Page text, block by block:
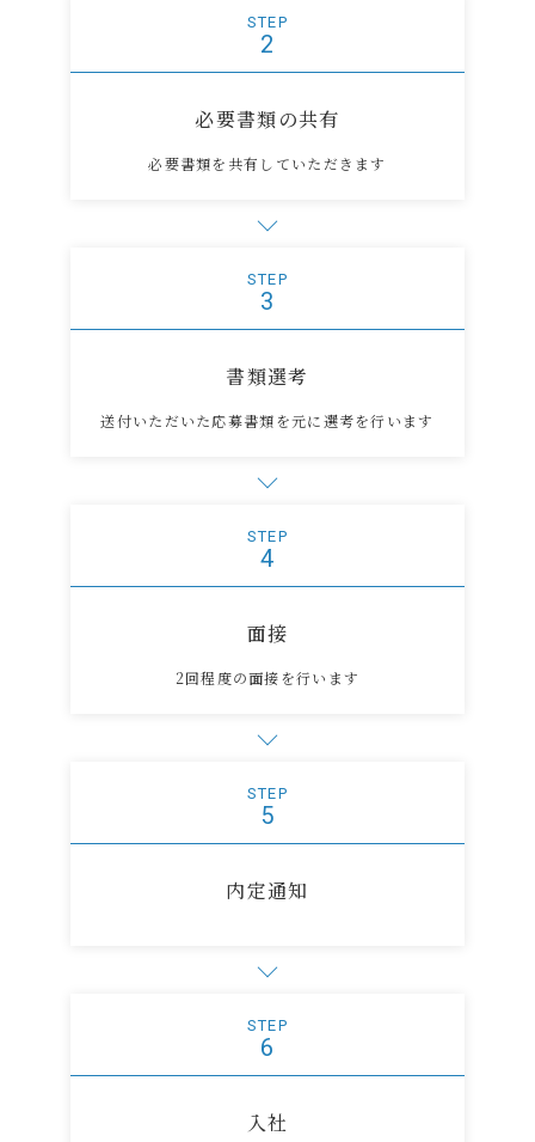
STEP
2
必要書類の共有
必要書類を共有していただきます
STEP
3
書類選考
送付いただいた応募書類を元に選考を行います
STEP
4
面接
2回程度の面接を行います
STEP
5
内定通知
STEP
6
入社